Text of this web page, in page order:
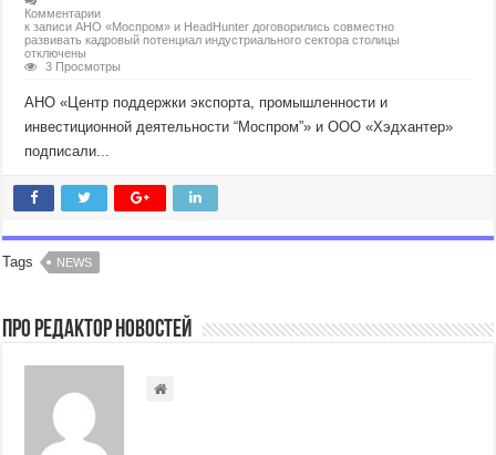
Комментарии
к записи АНО «Моспром» и HeadHunter договорились совместно
развивать кадровый потенциал индустриального сектора столицы
отключены
3 Просмотры
АНО «Центр поддержки экспорта, промышленности и
инвестиционной деятельности “Моспром”» и ООО «Хэдхантер»
подписали...
Tags NEWS
Про Редактор Новостей